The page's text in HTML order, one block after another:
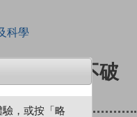
科學
#23 壓不破
Egg
，或按「略